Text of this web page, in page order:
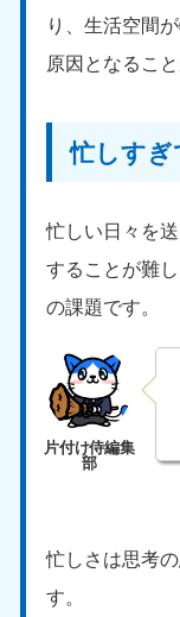
り、生活空間
原因となるこ
忙しすぎ
忙しい日々を
することが難
の課題です。
忙しさは思考
す。